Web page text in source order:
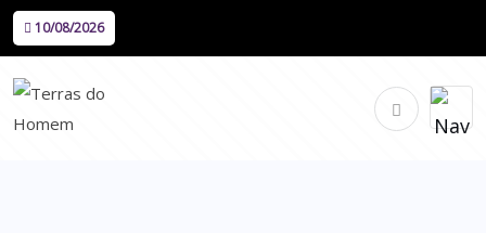
10/08/2026